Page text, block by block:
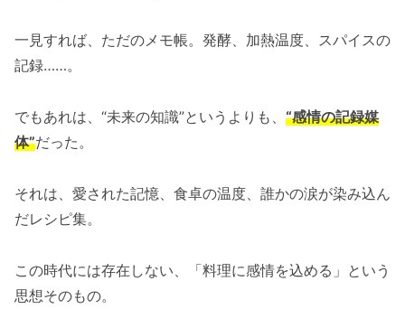
一見すれば、ただのメモ帳。発酵、加熱温度、スパイスの
記録……。
でもあれは、“未来の知識”というよりも、 “感情の記録媒
体”だった。
それは、愛された記憶、食卓の温度、誰かの涙が染み込ん
だレシピ集。
この時代には存在しない、「料理に感情を込める」という
思想そのもの。